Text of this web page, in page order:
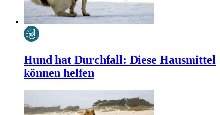
Hund hat Durchfall: Diese Hausmittel
können helfen